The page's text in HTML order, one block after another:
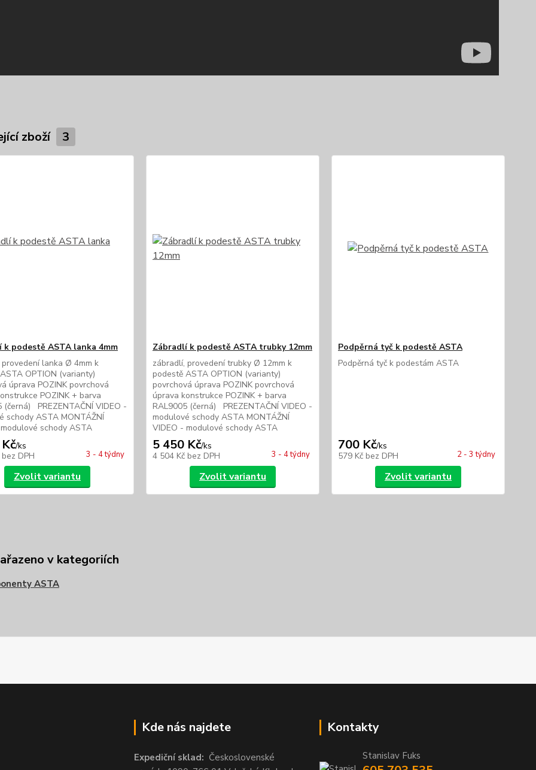
zboží 3
k podestě ASTA lanka 4mm
provedení lanka Ø 4mm k
OPTION (varianty)
úprava POZINK povrchová
POZINK + barva
(černá) PREZENTAČNÍ VIDEO -
schody ASTA MONTÁŽNÍ
schody ASTA
/ks
bez DPH 3 - 4 týdny
Zvolit variantu
Zábradlí k podestě ASTA trubky 12mm
zábradlí, provedení trubky Ø 12mm k
podestě ASTA OPTION (varianty)
povrchová úprava POZINK povrchová
úprava konstrukce POZINK + barva
RAL9005 (černá) PREZENTAČNÍ VIDEO -
modulové schody ASTA MONTÁŽNÍ
VIDEO - modulové schody ASTA
5 450 Kč/ks
4 504 Kč bez DPH 3 - 4 týdny
Zvolit variantu
Podpěrná tyč k podestě ASTA
Podpěrná tyč k podestám ASTA
700 Kč/ks
579 Kč bez DPH 2 - 3 týdny
Zvolit variantu
v kategoriích
ASTA
Kde nás najdete
Expediční sklad: Československé
Kontakty
Stanislav Fuks